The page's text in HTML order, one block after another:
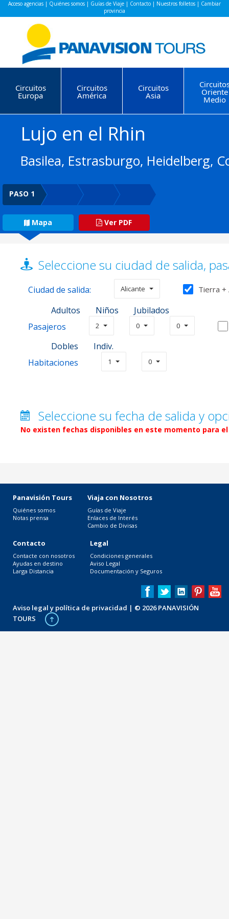
Acceso agencias | Quiénes somos | Guías de Viaje | Contacto | Nuestros folletos | Cambiar
provincia
Circuitos
Europa
Circuitos
América
Circuitos
Asia Oriente
Medio
Lujo en el Rhin
Basilea, Estrasburgo, Heidelberg,
PASO 1
Mapa Ver PDF
Seleccione su ciudad de salida,
Ciudad de salida: Alicante Tierra +
Adultos Niños
Jubilados
Pasajeros
2 0 0
Dobles
Indiv.
Habitaciones
1 0
Seleccione su fecha de salida y
No existen fechas disponibles en este momento para
Panavisión Tours
Quiénes somos
Notas prensa
Viaja con Nosotros
Guías de Viaje
Enlaces de Interés
Cambio de Divisas
Contacto
Contacte con nosotros
Ayudas en destino
Larga Distancia
Legal
Condiciones generales
Aviso Legal
Documentación y Seguros
Aviso legal y política de privacidad | © 2026 PANAVISIÓN
TOURS